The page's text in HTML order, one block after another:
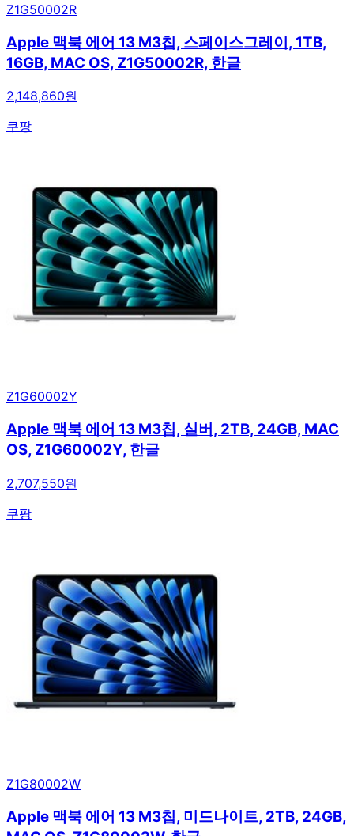
Z1G50002R
Apple 맥북 에어 13 M3칩, 스페이스그레이, 1TB,
16GB, MAC OS, Z1G50002R, 한글
2,148,860원
쿠팡
Z1G60002Y
Apple 맥북 에어 13 M3칩, 실버, 2TB, 24GB, MAC
OS, Z1G60002Y, 한글
2,707,550원
쿠팡
Z1G80002W
Apple 맥북 에어 13 M3칩, 미드나이트, 2TB, 24GB,